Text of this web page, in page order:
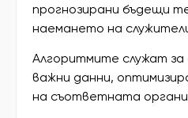
прогнозирани бъдещи
наемането на
Алгоритмите служат за
важни данни,
на съответната